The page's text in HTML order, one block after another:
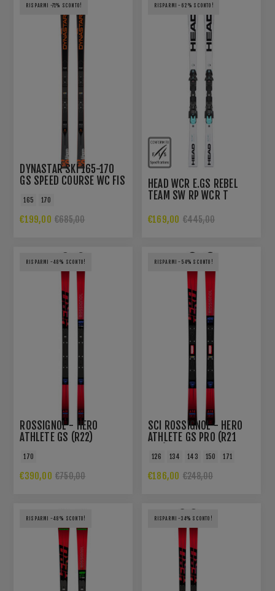
RISPARMI -71% SCONTO!
DYNASTAR SKI 165-170
GS SPEED COURSE WC FIS
165 170
€199,00 €685,00
RISPARMI -62% SCONTO!
HEAD WCR E.GS REBEL
TEAM SW RP WCR T
€169,00 €445,00
RISPARMI -48% SCONTO!
ROSSIGNOL - HERO
ATHLETE GS (R22)
170
€390,00 €750,00
RISPARMI -54% SCONTO!
SCI ROSSIGNOL - HERO
ATHLETE GS PRO (R21
126 134 143 150 171
€186,00 €248,00
RISPARMI -48% SCONTO! RISPARMI -34% SCONTO!